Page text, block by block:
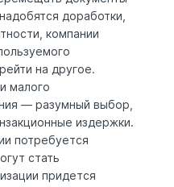
доработки,
компании
на другое.
малого
— разумный выбор,
издержки.
потребуется
стать
придется